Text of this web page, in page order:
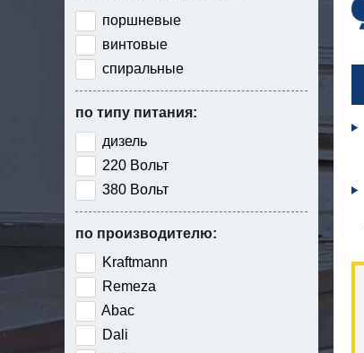
поршневые
винтовые
спиральные
по типу питания:
дизель
220 Вольт
380 Вольт
по производителю:
Kraftmann
Remeza
Abac
Dali